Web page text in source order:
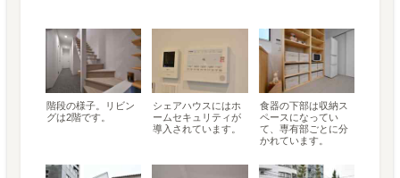
階段の様子。リビン
グは2階です。
シェアハウスにはホ
ームセキュリティが
導入されています。
食器の下部は収納ス
ペースになってい
て、専有部ごとに分
かれています。